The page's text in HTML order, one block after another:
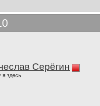
Серёгин
я здесь